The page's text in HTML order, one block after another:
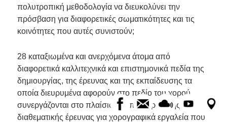
πολυτροπική μεθοδολογία να διευκολύνει την
πρόσβαση για διαφορετικές σωματικότητες και τις
κοινότητες που αυτές συνιστούν;
28 καταξιωμένα και ανερχόμενα άτομα από
διαφορετικά καλλιτεχνικά και επιστημονικά πεδία της
δημιουργίας, της έρευνας και της εκπαίδευσης τα
οποία διευρυμένα αφορούν στο πεδίο του χορού,
συνεργάζονται στο πλαίσιο της πολυτροπικής,
διαθεματικής έρευνας για χορογραφικά εργαλεία που